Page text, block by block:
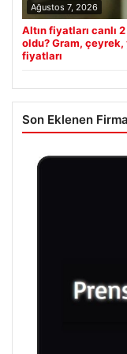
Ağustos 7, 2026
Altın fiyatları canlı
oldu? Gram, çeyrek,
fiyatları
Son Eklenen